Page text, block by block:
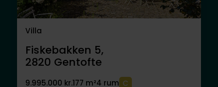
Villa
Fiskebakken 5,
2820 Gentofte
9.995.000 kr.177 m²4 rum